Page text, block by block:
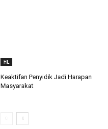
HL
Keaktifan Penyidik Jadi Harapan
Masyarakat